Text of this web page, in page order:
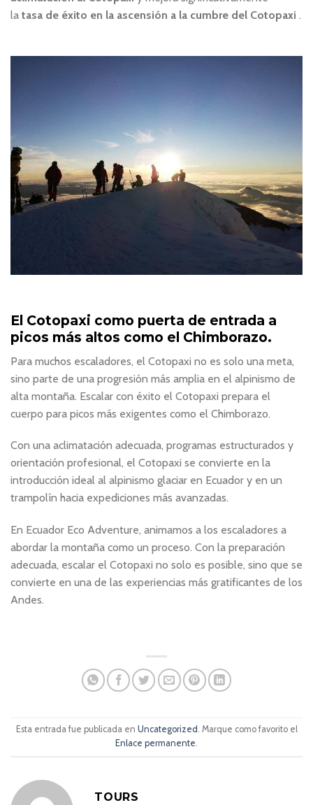
la tasa de éxito en la ascensión a la cumbre del Cotopaxi .
El Cotopaxi como puerta de entrada a
picos más altos como el Chimborazo.
Para muchos escaladores, el Cotopaxi no es solo una meta,
sino parte de una progresión más amplia en el alpinismo de
alta montaña. Escalar con éxito el Cotopaxi prepara el
cuerpo para picos más exigentes como el Chimborazo.
Con una aclimatación adecuada, programas estructurados y
orientación profesional, el Cotopaxi se convierte en la
introducción ideal al alpinismo glaciar en Ecuador y en un
trampolín hacia expediciones más avanzadas.
En Ecuador Eco Adventure, animamos a los escaladores a
abordar la montaña como un proceso. Con la preparación
adecuada, escalar el Cotopaxi no solo es posible, sino que se
convierte en una de las experiencias más gratificantes de los
Andes.
Esta entrada fue publicada en Uncategorized. Marque como favorito el
Enlace permanente.
TOURS